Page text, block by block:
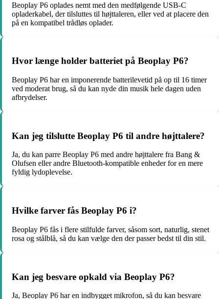
Beoplay P6 oplades nemt med den medfølgende USB-C
opladerkabel, der tilsluttes til højttaleren, eller ved at placere den
på en kompatibel trådløs oplader.
Hvor længe holder batteriet på Beoplay P6?
Beoplay P6 har en imponerende batterilevetid på op til 16 timer
ved moderat brug, så du kan nyde din musik hele dagen uden
afbrydelser.
Kan jeg tilslutte Beoplay P6 til andre højttalere?
Ja, du kan parre Beoplay P6 med andre højttalere fra Bang &
Olufsen eller andre Bluetooth-kompatible enheder for en mere
fyldig lydoplevelse.
Hvilke farver fås Beoplay P6 i?
Beoplay P6 fås i flere stilfulde farver, såsom sort, naturlig, stenet
rosa og stålblå, så du kan vælge den der passer bedst til din stil.
Kan jeg besvare opkald via Beoplay P6?
Ja, Beoplay P6 har en indbygget mikrofon, så du kan besvare